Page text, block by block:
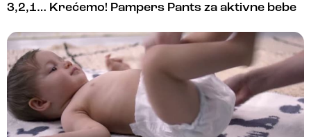
3,2,1… Krećemo! Pampers Pants za aktivne bebe